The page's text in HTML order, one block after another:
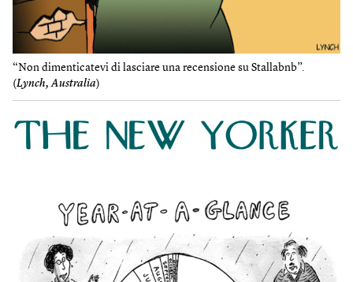
“Non dimenticatevi di lasciare una recensione su Stallabnb”.
(Lynch, Australia)